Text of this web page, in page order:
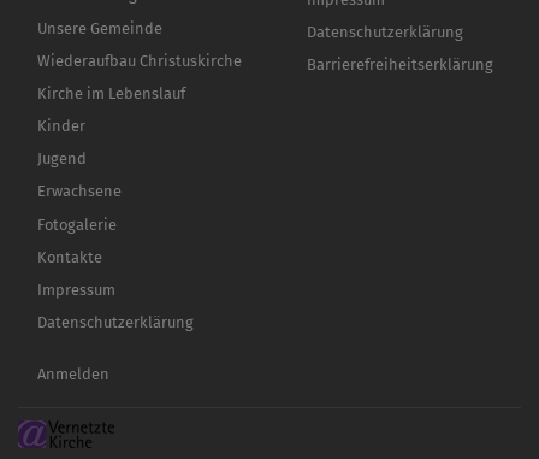
Unsere Gemeinde
Wiederaufbau Christuskirche
Kirche im Lebenslauf
Kinder
Jugend
Erwachsene
Fotogalerie
Kontakte
Impressum
Datenschutzerklärung
Datenschutzerklärung
Barrierefreiheitserklärung
Benutzermenü
Anmelden